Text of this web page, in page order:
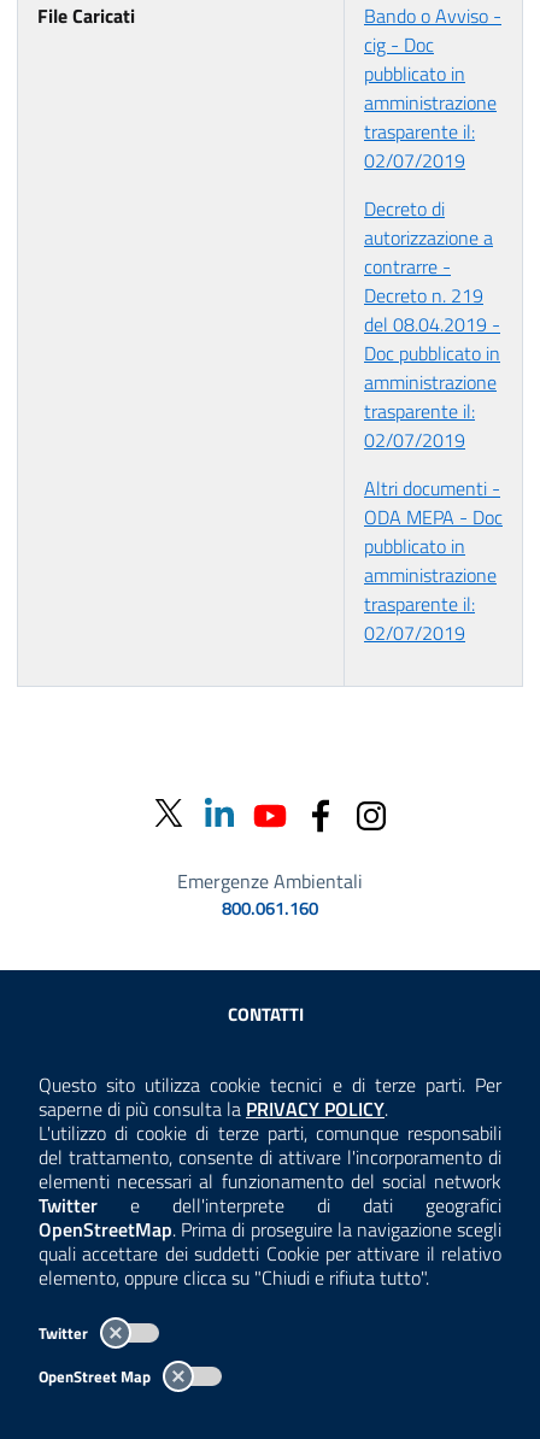
Questo sito utilizza cookie tecnici e di terze parti. Per
saperne di più consulta la Consulta la
PRIVACY POLICY.
L'utilizzo di cookie di terze parti, comunque responsabili
del trattamento, consente di attivare l'incorporamento di
elementi necessari al funzionamento del social network
Twitter e dell'interprete di dati geografici
OpenStreetMap. Prima di proseguire la navigazione scegli
quali accettare dei suddetti Cookie per attivare il relativo
elemento, oppure clicca su "Chiudi e rifiuta tutto".
Twitter
OpenStreet Map
File Caricati
Bando o Avviso -
cig - Doc
pubblicato in
amministrazione
trasparente il:
02/07/2019
Decreto di
autorizzazione a
contrarre -
Decreto n. 219
del 08.04.2019 -
Doc pubblicato in
amministrazione
trasparente il:
02/07/2019
Altri documenti -
ODA MEPA - Doc
pubblicato in
amministrazione
trasparente il:
02/07/2019
Emergenze Ambientali
800.061.160
Sezione Link Utili
CONTATTI
ANTICORRUZIONE
ACCESSIBILITÀ
COOKIE E PRIVACY
TEMI A-Z